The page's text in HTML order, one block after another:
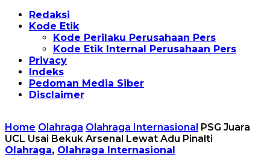
Redaksi
Kode Etik
Kode Perilaku Perusahaan Pers
Kode Etik Internal Perusahaan Pers
Privacy
Indeks
Pedoman Media Siber
Disclaimer
Home Olahraga Olahraga Internasional PSG Juara
UCL Usai Bekuk Arsenal Lewat Adu Pinalti
Olahraga, Olahraga Internasional